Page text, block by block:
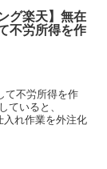
グ楽天】無在
不労所得を作
て不労所得を作
ていると、
入れ作業を外注化